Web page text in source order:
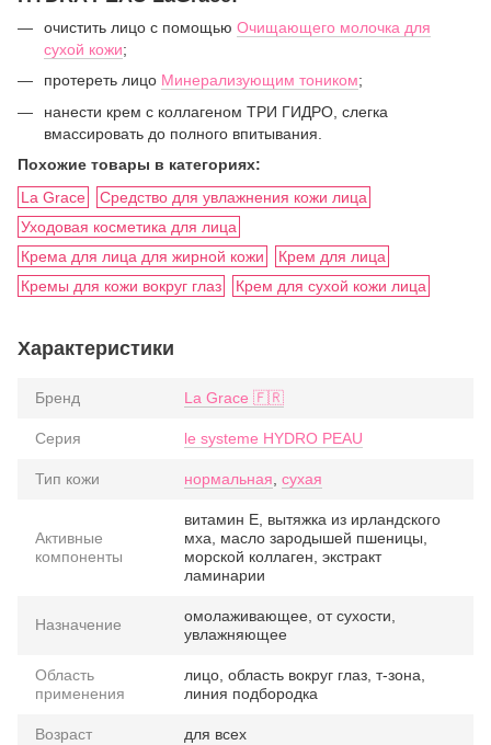
очистить лицо с помощью Очищающего молочка для
сухой кожи;
протереть лицо Минерализующим тоником;
нанести крем с коллагеном ТРИ ГИДРО, слегка
вмассировать до полного впитывания.
Похожие товары в категориях:
La Grace
Cредство для увлажнения кожи лица
Уходовая косметика для лица
Крема для лица для жирной кожи
Крем для лица
Кремы для кожи вокруг глаз
Крем для сухой кожи лица
Характеристики
Бренд La Grace 🇫🇷
Серия le systeme HYDRO PEAU
Тип кожи нормальная, сухая
Активные
компоненты
витамин Е, вытяжка из ирландского
мха, масло зародышей пшеницы,
морской коллаген, экстракт
ламинарии
Назначение
омолаживающее, от сухости,
увлажняющее
Область
применения
лицо, область вокруг глаз, т-зона,
линия подбородка
Возраст для всех